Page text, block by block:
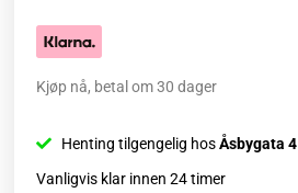
Kjøp nå, betal om 30 dager
Henting tilgengelig hosÅsbygata 4
Vanligvis klar innen 24 timer